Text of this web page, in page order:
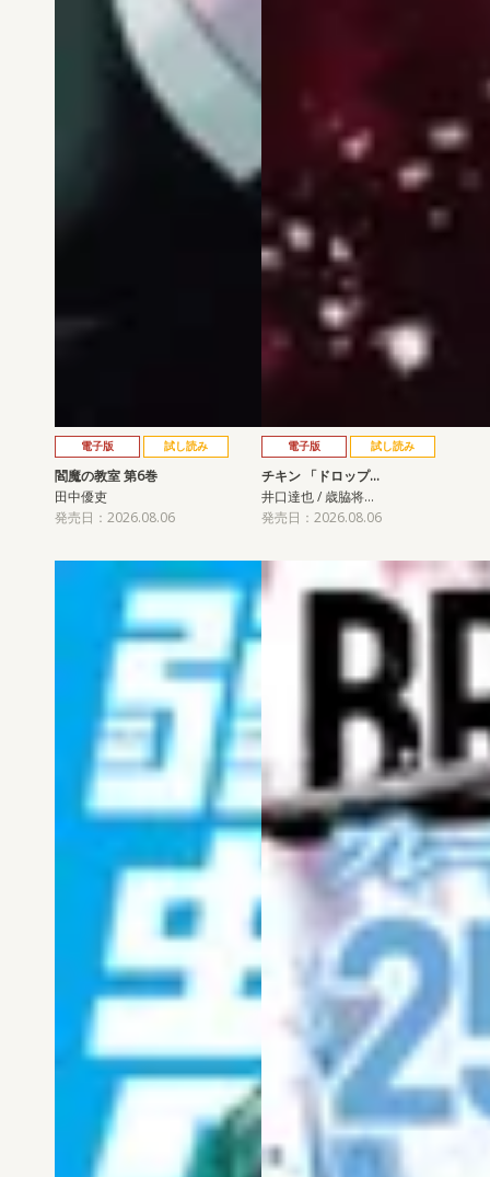
電子版 試し読み
閻魔の教室 第6巻
田中優吏
発売日：2026.08.06
電子版 試し読み
チキン 「ドロップ…
井口達也 / 歳脇将…
発売日：2026.08.06